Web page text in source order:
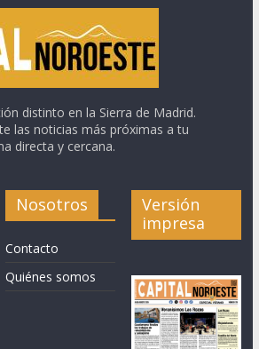
distinto en la Sierra de Madrid.
las noticias más próximas a tu
directa y cercana.
Nosotros
Contacto
Quiénes somos
Versión
impresa